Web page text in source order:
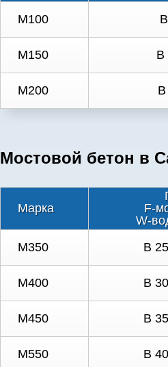
М100
М150 В
М200 В
Мостовой бетон в
Марка
F-
W-
M350 B
M400 B
M450 B
M550 B